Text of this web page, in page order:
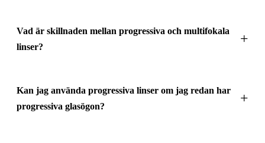
Vad är skillnaden mellan progressiva och multifokala
linser?
Kan jag använda progressiva linser om jag redan har
progressiva glasögon?